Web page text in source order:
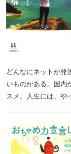
どんなにネットが発
いものがある。国内
スメ。人生には、や